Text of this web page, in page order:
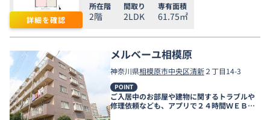
詳細を確認
所在階
2階
間取り
2LDK
専有面積
61.75㎡
メルベーユ相模原
神奈川県相模原市中央区清新２丁目14-3
POINT
ご入居中のお部屋や建物に関するトラブルや
修理依頼なども、アプリで２４時間ＷＥＢ受
付しております。